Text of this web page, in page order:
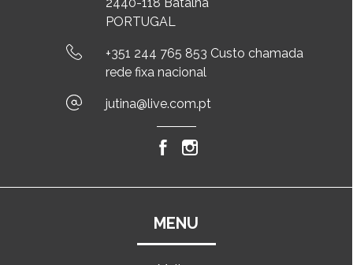
PORTUGAL
+351 244 765 853 Custo chamada
rede fixa nacional
jutina@live.com.pt
MENU